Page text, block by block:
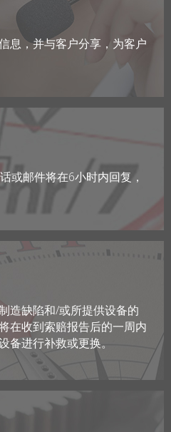
息，并与客户分享，为客户
或邮件将在6小时内回复，
造缺陷和/或所提供设备的
在收到索赔报告后的一周内
备进行补救或更换。